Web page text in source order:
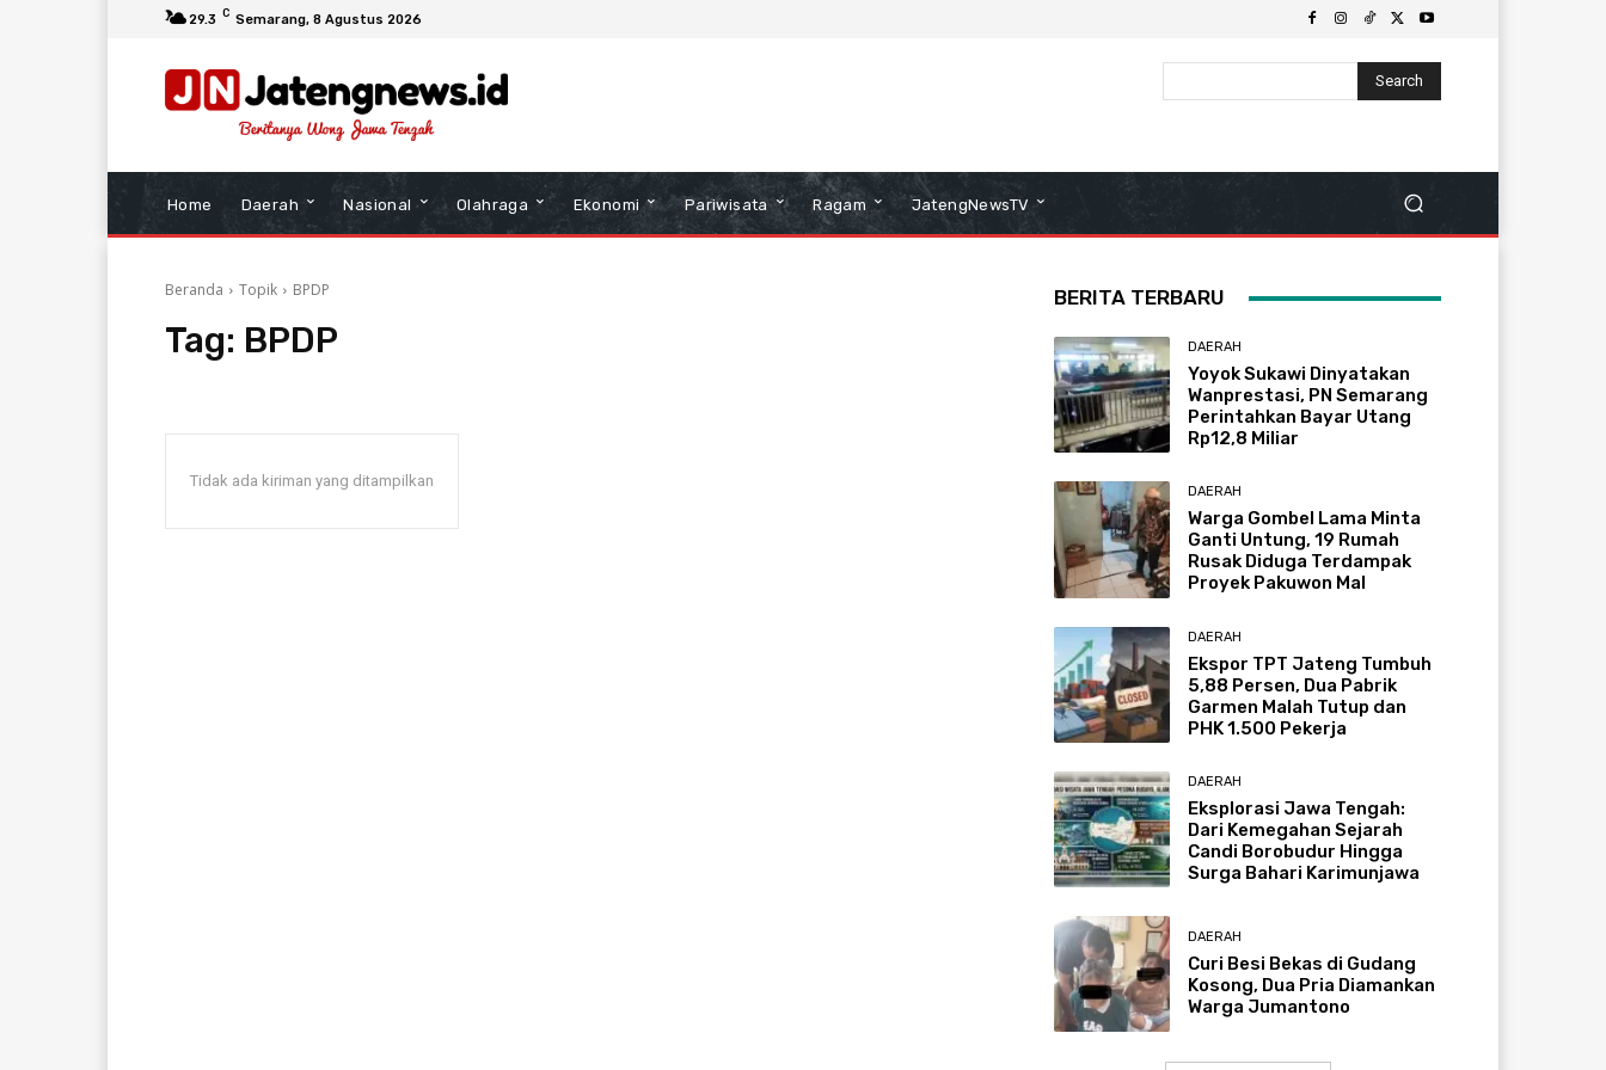
29.3 C Semarang, 8 Agustus 2026
Search
Home Daerah Nasional Olahraga Ekonomi Pariwisata Ragam JatengNewsTV
Beranda Topik BPDP
Tag: BPDP
Tidak ada kiriman yang ditampilkan
BERITA TERBARU
DAERAH
Yoyok Sukawi Dinyatakan
Wanprestasi, PN Semarang
Perintahkan Bayar Utang
Rp12,8 Miliar
DAERAH
Warga Gombel Lama Minta
Ganti Untung, 19 Rumah
Rusak Diduga Terdampak
Proyek Pakuwon Mal
DAERAH
Ekspor TPT Jateng Tumbuh
5,88 Persen, Dua Pabrik
Garmen Malah Tutup dan
PHK 1.500 Pekerja
DAERAH
Eksplorasi Jawa Tengah:
Dari Kemegahan Sejarah
Candi Borobudur Hingga
Surga Bahari Karimunjawa
DAERAH
Curi Besi Bekas di Gudang
Kosong, Dua Pria Diamankan
Warga Jumantono